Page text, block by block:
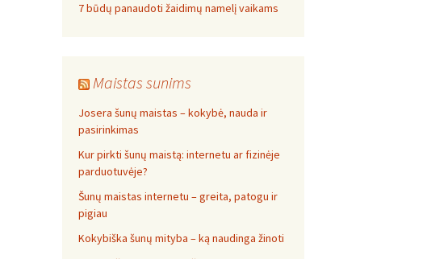
7 būdų panaudoti žaidimų namelį vaikams
Maistas sunims
Josera šunų maistas – kokybė, nauda ir
pasirinkimas
Kur pirkti šunų maistą: internetu ar fizinėje
parduotuvėje?
Šunų maistas internetu – greita, patogu ir
pigiau
Kokybiška šunų mityba – ką naudinga žinoti